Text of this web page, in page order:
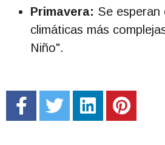
Primavera: Se esperan
climáticas más
Niño".